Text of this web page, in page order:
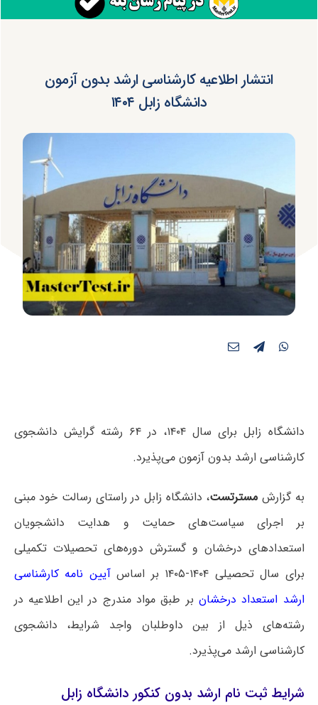
انتشار اطلاعیه کارشناسی ارشد بدون آزمون
دانشگاه زابل ۱۴۰۴
دانشگاه زابل برای سال ۱۴۰۴، در ۶۴ رشته گرایش دانشجوی
کارشناسی ارشد بدون آزمون می‌پذیرد.
به گزارش مسترتست، دانشگاه زابل در راستای رسالت خود مبنی
بر اجرای سیاست‌های حمایت و هدایت دانشجویان
استعدادهای درخشان و گسترش دوره‌های تحصیلات تکمیلی
برای سال تحصیلی ۱۴۰۴-۱۴۰۵ بر اساس
آیین نامه کارشناسی
ارشد استعداد درخشان بر طبق مواد مندرج در این اطلاعیه در
رشته‌های ذیل از بین داوطلبان واجد شرایط، دانشجوی
کارشناسی ارشد می‌پذیرد.
شرایط ثبت نام ارشد بدون کنکور دانشگاه زابل